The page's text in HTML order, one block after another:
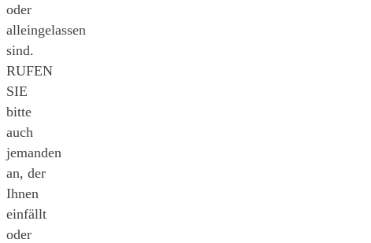
oder
alleingelassen
sind.
RUFEN
SIE
bitte
auch
jemanden
an, der
Ihnen
einfällt
oder